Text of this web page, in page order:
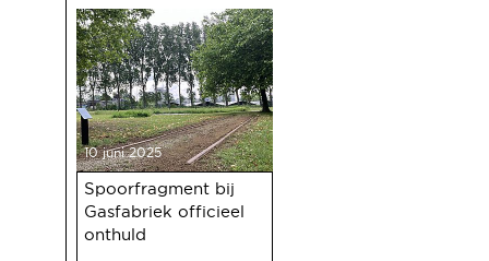
10 juni 2025
Spoorfragment bij
Gasfabriek officieel
onthuld